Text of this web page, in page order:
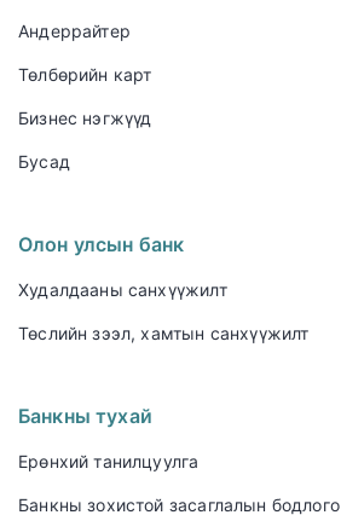
Андеррайтер
Төлбөрийн карт
Бизнес нэгжүүд
Бусад
Олон улсын банк
Худалдааны санхүүжилт
Төслийн зээл, хамтын санхүүжилт
Банкны тухай
Ерөнхий танилцуулга
Банкны зохистой засаглалын бодлого